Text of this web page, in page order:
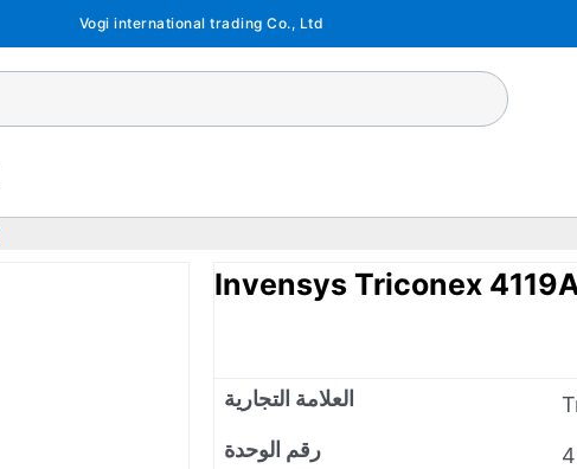
Vogi international trading Co., Ltd
Invensys Triconex
العلامة التجارية
رقم الوحدة